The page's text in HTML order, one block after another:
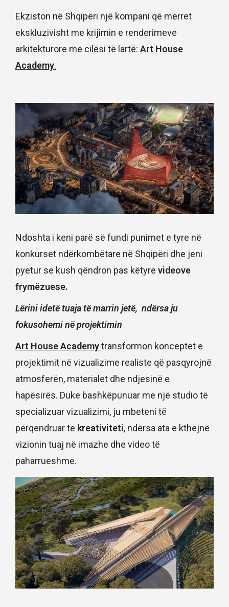
Ekziston në Shqipëri një kompani që merret
ekskluzivisht me krijimin e renderimeve
arkitekturore me cilësi të lartë: Art House
Academy.
Ndoshta i keni parë së fundi punimet e tyre në
konkurset ndërkombëtare në Shqipëri dhe jeni
pyetur se kush qëndron pas këtyre videove
frymëzuese.
Lërini idetë tuaja të marrin jetë, ndërsa ju
fokusohemi në projektimin
Art House Academytransformon konceptet e
projektimit në vizualizime realiste që pasqyrojnë
atmosferën, materialet dhe ndjesinë e
hapësirës. Duke bashkëpunuar me një studio të
specializuar vizualizimi, ju mbeteni të
përqendruar te kreativiteti, ndërsa ata e kthejnë
vizionin tuaj në imazhe dhe video të
paharrueshme.